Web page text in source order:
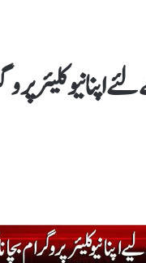
اپنا نیوکلیئر